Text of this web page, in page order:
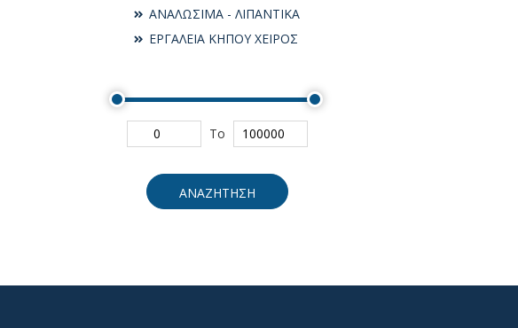
ΑΝΑΛΩΣΙΜΑ - ΛΙΠΑΝΤΙΚΑ
ΕΡΓΑΛΕΙΑ ΚΗΠΟΥ ΧΕΙΡΟΣ
To
ΑΝΑΖΗΤΗΣΗ